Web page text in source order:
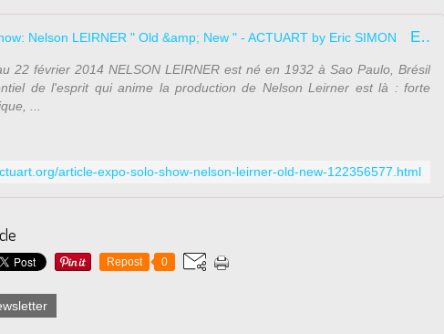
Expo Solo Show: Nelson LEIRNER " Old &amp; New " - ACTUART by Eric SIMON
22 février 2014 NELSON LEIRNER est né en 1932 à Sao Paulo, Brésil
de l'esprit qui anime la production de Nelson Leirner est là : forte
...
article-expo-solo-show-nelson-leirner-old-new-122356577.html
Repost 0